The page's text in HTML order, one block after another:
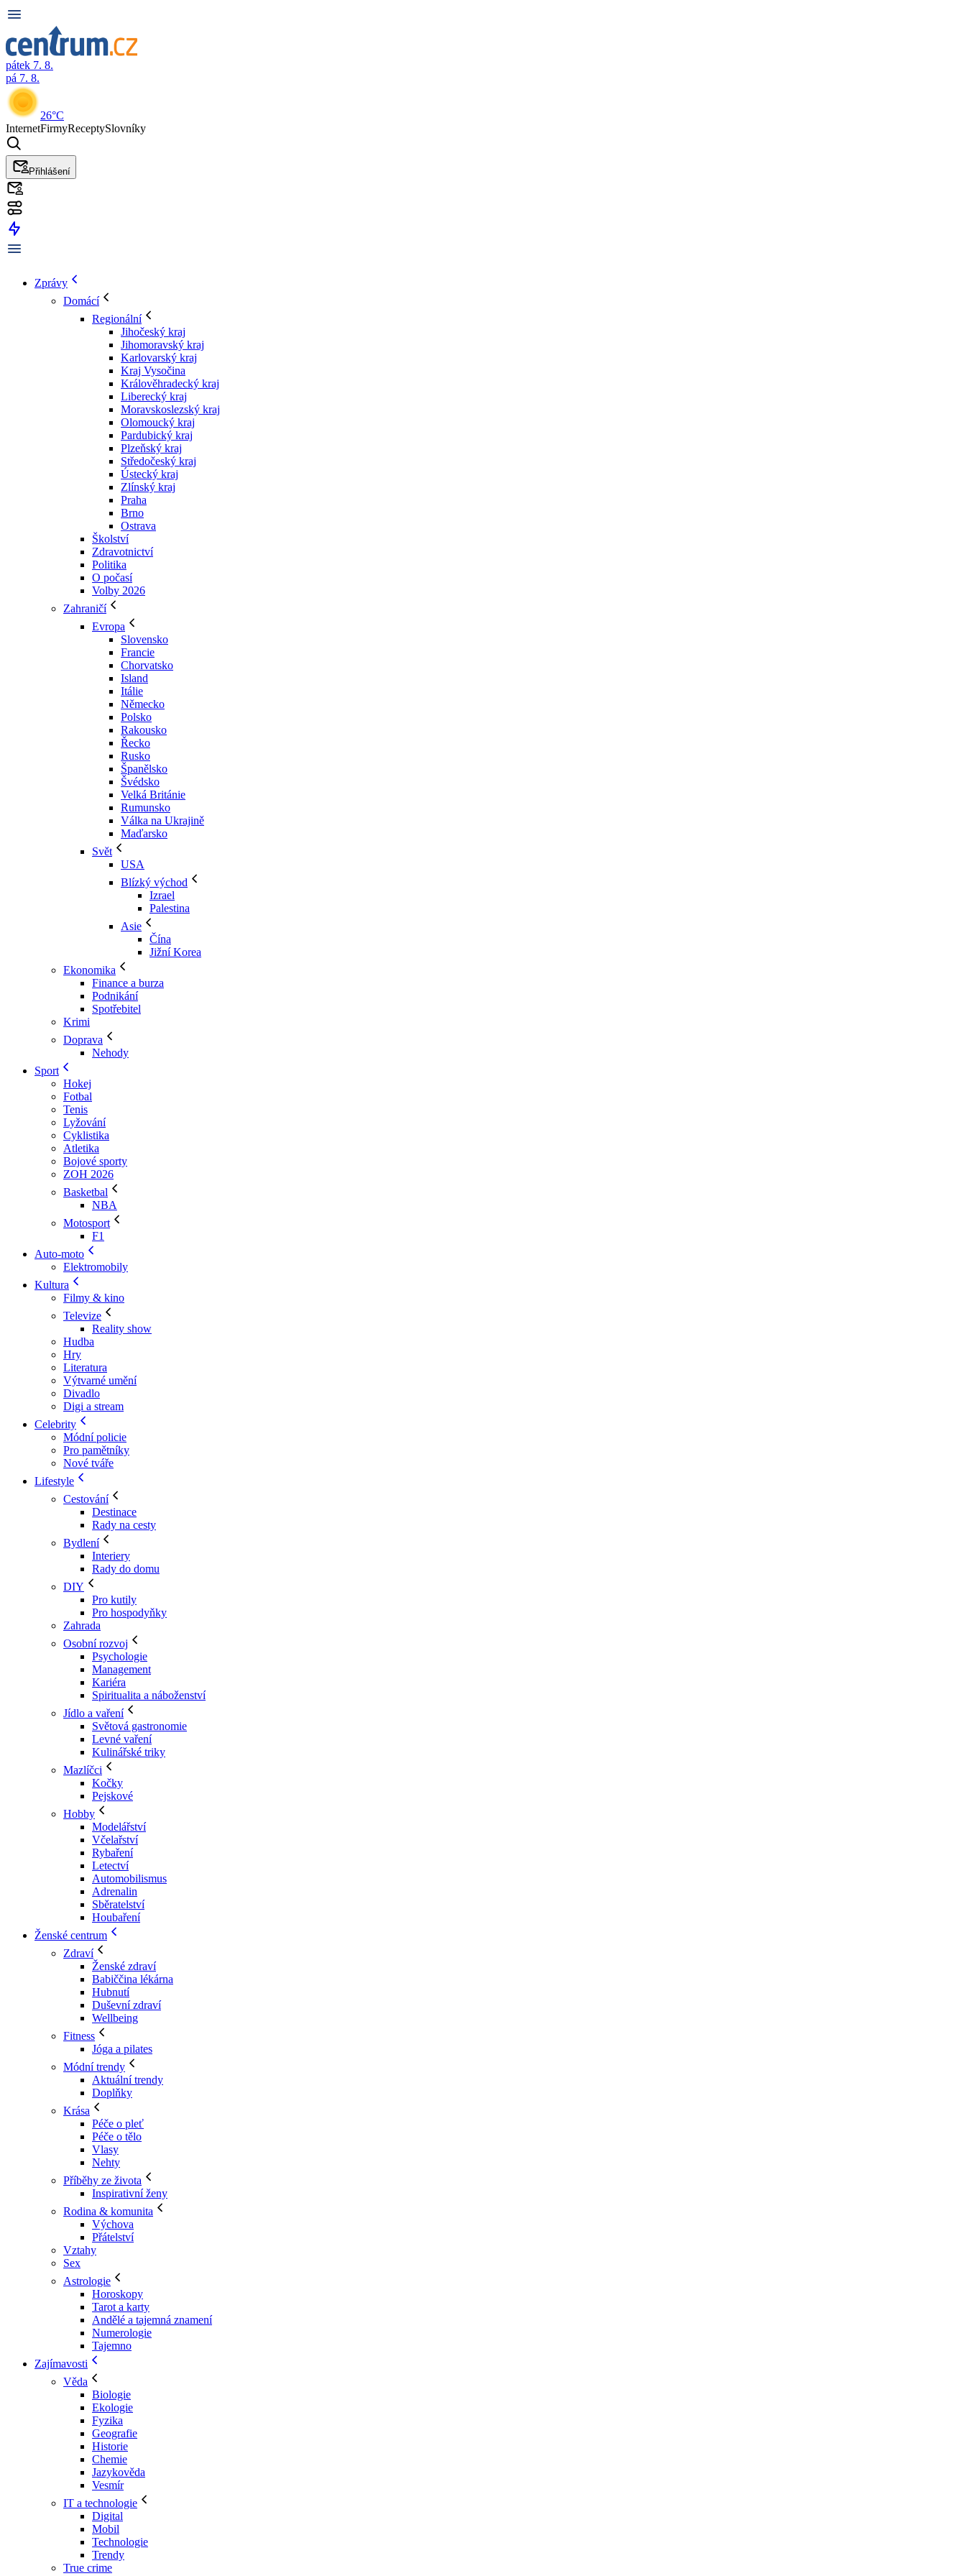
pátek 7. 8.
pá 7. 8.
26°C
InternetFirmyReceptySlovníky
Přihlášení
Zprávy
Domácí
Regionální
Jihočeský kraj
Jihomoravský kraj
Karlovarský kraj
Kraj Vysočina
Králověhradecký kraj
Liberecký kraj
Moravskoslezský kraj
Olomoucký kraj
Pardubický kraj
Plzeňský kraj
Středočeský kraj
Ústecký kraj
Zlínský kraj
Praha
Brno
Ostrava
Školství
Zdravotnictví
Politika
O počasí
Volby 2026
Zahraničí
Evropa
Slovensko
Francie
Chorvatsko
Island
Itálie
Německo
Polsko
Rakousko
Řecko
Rusko
Španělsko
Švédsko
Velká Británie
Rumunsko
Válka na Ukrajině
Maďarsko
Svět
USA
Blízký východ
Izrael
Palestina
Asie
Čína
Jižní Korea
Ekonomika
Finance a burza
Podnikání
Spotřebitel
Krimi
Doprava
Nehody
Sport
Hokej
Fotbal
Tenis
Lyžování
Cyklistika
Atletika
Bojové sporty
ZOH 2026
Basketbal
NBA
Motosport
F1
Auto-moto
Elektromobily
Kultura
Filmy & kino
Televize
Reality show
Hudba
Hry
Literatura
Výtvarné umění
Divadlo
Digi a stream
Celebrity
Módní policie
Pro pamětníky
Nové tváře
Lifestyle
Cestování
Destinace
Rady na cesty
Bydlení
Interiery
Rady do domu
DIY
Pro kutily
Pro hospodyňky
Zahrada
Osobní rozvoj
Psychologie
Management
Kariéra
Spiritualita a náboženství
Jídlo a vaření
Světová gastronomie
Levné vaření
Kulinářské triky
Mazlíčci
Kočky
Pejskové
Hobby
Modelářství
Včelařství
Rybaření
Letectví
Automobilismus
Adrenalin
Sběratelství
Houbaření
Ženské centrum
Zdraví
Ženské zdraví
Babiččina lékárna
Hubnutí
Duševní zdraví
Wellbeing
Fitness
Jóga a pilates
Módní trendy
Aktuální trendy
Doplňky
Krása
Péče o pleť
Péče o tělo
Vlasy
Nehty
Příběhy ze života
Inspirativní ženy
Rodina & komunita
Výchova
Přátelství
Vztahy
Sex
Astrologie
Horoskopy
Tarot a karty
Andělé a tajemná znamení
Numerologie
Tajemno
Zajímavosti
Věda
Biologie
Ekologie
Fyzika
Geografie
Historie
Chemie
Jazykověda
Vesmír
IT a technologie
Digital
Mobil
Technologie
Trendy
True crime